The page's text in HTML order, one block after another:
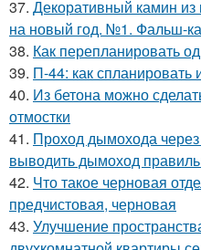
37. Декоративный камин
на новый год. №1. Фальш-
38. Как перепланировать
39. П-44: как спланировать
40. Из бетона можно
отмостки
41. Проход дымохода
выводить дымоход
42. Что такое черновая
предчистовая, черновая
43. Улучшение